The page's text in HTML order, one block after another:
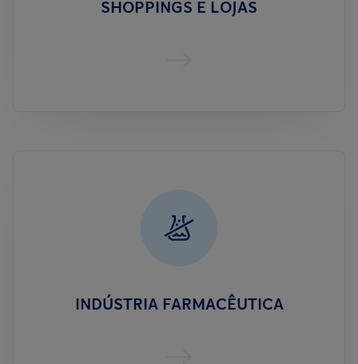
SHOPPINGS E LOJAS
INDÚSTRIA FARMACÊUTICA